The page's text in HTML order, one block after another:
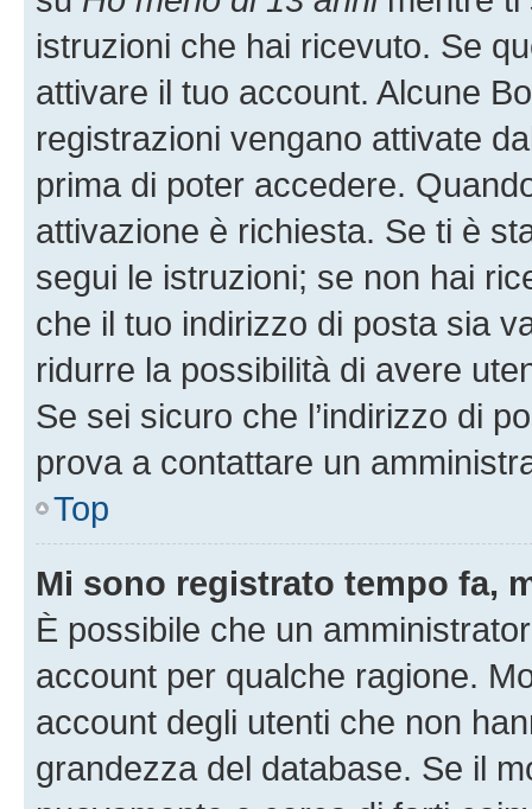
istruzioni che hai ricevuto. Se
attivare il tuo account. Alcune
registrazioni vengano attivate
prima di poter accedere.
attivazione è richiesta. Se ti è
segui le istruzioni; se non hai
che il tuo indirizzo di posta sia
ridurre la possibilità di avere
Se sei sicuro che l’indirizzo di
prova a contattare un
Top
Mi sono registrato tempo fa,
È possibile che un
account per qualche ragione.
account degli utenti che non
grandezza del database. Se il